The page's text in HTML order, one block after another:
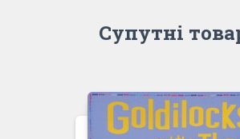
Супутні